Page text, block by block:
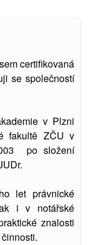
certifikovaná
se společností
v Plzni
fakultě ZČU v
po složení
let právnické
i v notářské
znalosti